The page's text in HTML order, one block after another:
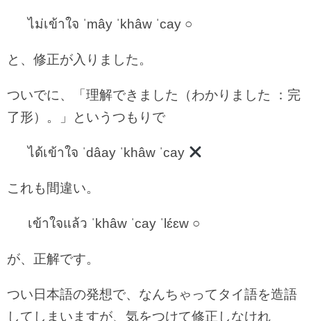
ไม่เข้าใจ ˈmây ˈkhâw ˈcay ○
と、修正が入りました。
ついでに、「理解できました（わかりました ：完
了形）。」というつもりで
ได้เข้าใจ ˈdâay ˈkhâw ˈcay
これも間違い。
เข้าใจแล้ว ˈkhâw ˈcay ˈlɛ́ɛw ○
が、正解です。
つい日本語の発想で、なんちゃってタイ語を造語
してしまいますが、気をつけて修正しなけれ